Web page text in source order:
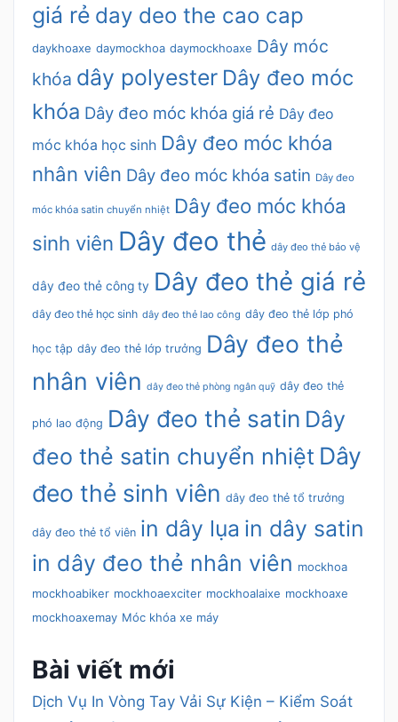
giá rẻ day deo the cao cap
daykhoaxe daymockhoa daymockhoaxe Dây móc
khóa dây polyester Dây đeo móc
khóa Dây đeo móc khóa giá rẻ Dây đeo
móc khóa học sinh Dây đeo móc khóa
nhân viên Dây đeo móc khóa satin Dây đeo
móc khóa satin chuyển nhiệt Dây đeo móc khóa
sinh viên Dây đeo thẻ dây đeo thẻ bảo vệ
dây đeo thẻ công ty Dây đeo thẻ giá rẻ
dây đeo thẻ học sinh dây đeo thẻ lao công dây đeo thẻ lớp phó
học tập dây đeo thẻ lớp trưởng Dây đeo thẻ
nhân viên dây đeo thẻ phòng ngân quỹ dây đeo thẻ
phó lao động Dây đeo thẻ satin Dây
đeo thẻ satin chuyển nhiệt Dây
đeo thẻ sinh viên dây đeo thẻ tổ trưởng
dây đeo thẻ tổ viên in dây lụa in dây satin
in dây đeo thẻ nhân viên mockhoa
mockhoabiker mockhoaexciter mockhoalaixe mockhoaxe
mockhoaxemay Móc khóa xe máy
Bài viết mới
Dịch Vụ In Vòng Tay Vải Sự Kiện – Kiểm Soát